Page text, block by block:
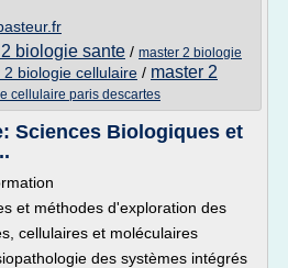
biologie sante / master 2 biologie
2 biologie cellulaire / master 2
cellulaire paris descartes
Sciences Biologiques et
et méthodes d'exploration des
cellulaires et moléculaires
des systèmes intégrés